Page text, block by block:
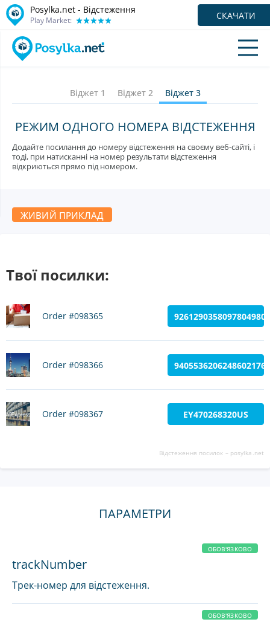
Posylka.net - Відстеження
Play Market: СКАЧАТИ
Віджет 1 Віджет 2 Віджет 3
РЕЖИМ ОДНОГО НОМЕРА ВІДСТЕЖЕННЯ
Додайте посилання до номеру відстеження на своєму веб-сайті, і
тоді, при натисканні на номер результати відстеження
відкриються прямо під номером.
ЖИВИЙ ПРИКЛАД
Твої посилки:
Order #098365
Order #098366
Order #098367 EY470268320US
Відстеження посилок – posylka.net
ПАРАМЕТРИ
trackNumber
Трек-номер для відстеження.
ОБОВ'ЯЗКОВО
ОБОВ'ЯЗКОВО